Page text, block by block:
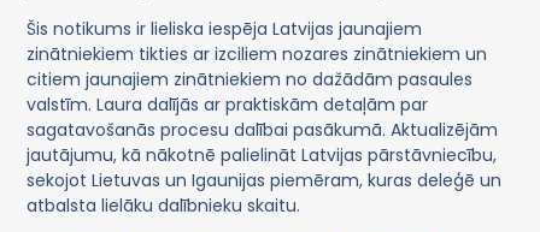
Šis notikums ir lieliska iespēja Latvijas jaunajiem
zinātniekiem tikties ar izciliem nozares zinātniekiem un
citiem jaunajiem zinātniekiem no dažādām pasaules
valstīm. Laura dalījās ar praktiskām detaļām par
sagatavošanās procesu dalībai pasākumā. Aktualizējām
jautājumu, kā nākotnē palielināt Latvijas pārstāvniecību,
sekojot Lietuvas un Igaunijas piemēram, kuras deleģē un
atbalsta lielāku dalībnieku skaitu.